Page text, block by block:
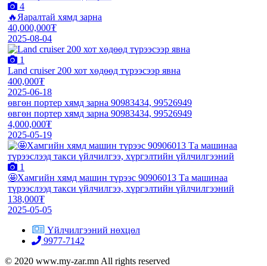
4
🔥Яаралтай хямд зарна
40,000,000₮
2025-08-04
1
Land cruiser 200 хот хөдөөд түрээсээр явна
400,000₮
2025-06-18
өвгөн портер хямд зарна 90983434, 99526949
өвгөн портер хямд зарна 90983434, 99526949
4,000,000₮
2025-05-19
1
🤩Хамгийн хямд машин түрээс 90906013 Та машинаа
түрээслээд такси үйлчилгээ, хүргэлтийн үйлчилгээний
138,000₮
2025-05-05
Үйлчилгээний нөхцөл
9977-7142
© 2020 www.my-zar.mn All rights reserved